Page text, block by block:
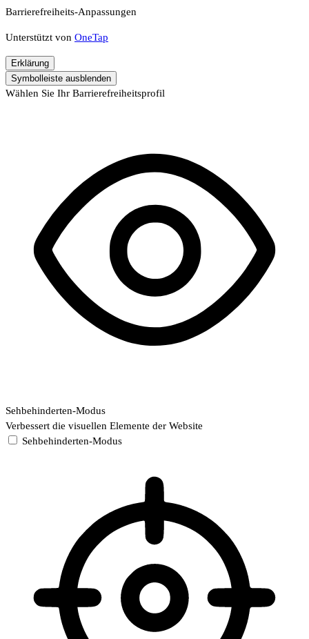
Barrierefreiheits-Anpassungen
Unterstützt von OneTap
Erklärung
Symbolleiste ausblenden
Wählen Sie Ihr Barrierefreiheitsprofil
Sehbehinderten-Modus
Verbessert die visuellen Elemente der Website
Sehbehinderten-Modus